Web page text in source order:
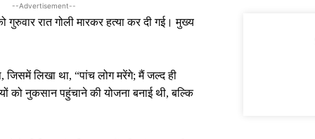
--Advertisement--
रात गोली मारकर हत्या कर दी गई। मुख्य
जिसमें लिखा था, “पांच लोग मरेंगे; मैं जल्द ही
को नुकसान पहुंचाने की योजना बनाई थी, बल्कि